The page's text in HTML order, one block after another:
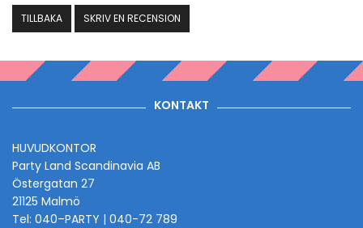
TILLBAKA SKRIV EN RECENSION
KONTAKT
HUVUDKONTOR
Party Land Scandinavia AB
Östergatan 27
21125 Malmö
Tel: 040–PARTY | 040-72 789